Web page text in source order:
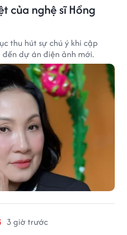
của nghệ sĩ Hồng
thu hút sự chú ý khi cập
dự án điện ảnh mới.
3 giờ trước